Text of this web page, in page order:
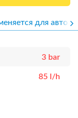
для авто
3 bar
85 l/h